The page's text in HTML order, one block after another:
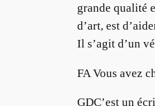
grande qualité
d’art, est
Il s’agit d’un
FA Vous avez
GDC’est un